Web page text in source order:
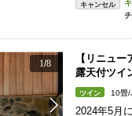
キャンセル
1/8
【リニュ
露天付ツイ
ツイン 10畳/
2024年5月